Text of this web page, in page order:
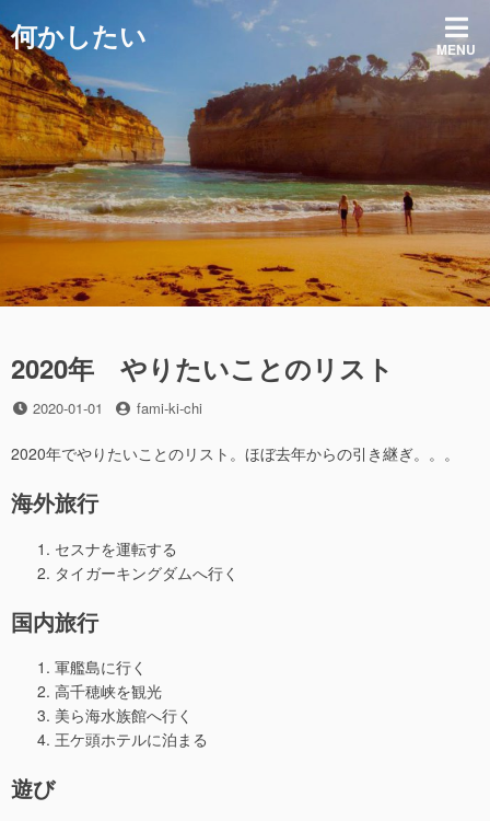
ン
テ
ン
ツ
へ
ス
キ
ッ
プ
何かしたい MENU
2020年 やりたいことのリスト
投
日
2020-01-01
投
者
fami-ki-chi
2020年でやりたいことのリスト。ほぼ去年からの引き継ぎ。。。
海外旅行
セスナを運転する
タイガーキングダムへ行く
国内旅行
軍艦島に行く
高千穂峡を観光
美ら海水族館へ行く
王ケ頭ホテルに泊まる
遊び